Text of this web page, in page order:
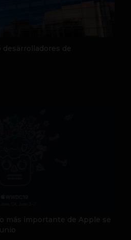
desarrolladores de
más importante de Apple se